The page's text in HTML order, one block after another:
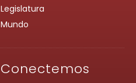
Legislatura
Mundo
Conectemos